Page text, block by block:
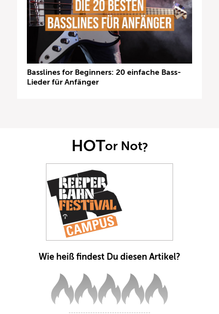
Basslines for Beginners: 20 einfache Bass-
Lieder für Anfänger
HOTor Not?
Wie heiß findest Du diesen Artikel?